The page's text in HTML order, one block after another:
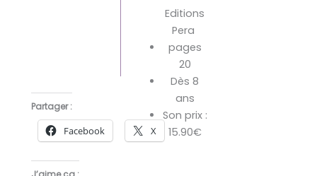
Editions
Pera
pages
20
Dès 8
ans
Son prix :
15.90€
Partager :
Facebook X